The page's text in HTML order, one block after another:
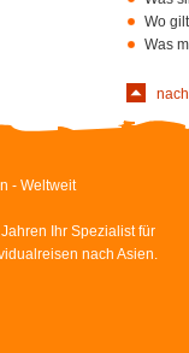
Wo
Was
- Weltweit
Ihr Spezialist für
nach Asien.